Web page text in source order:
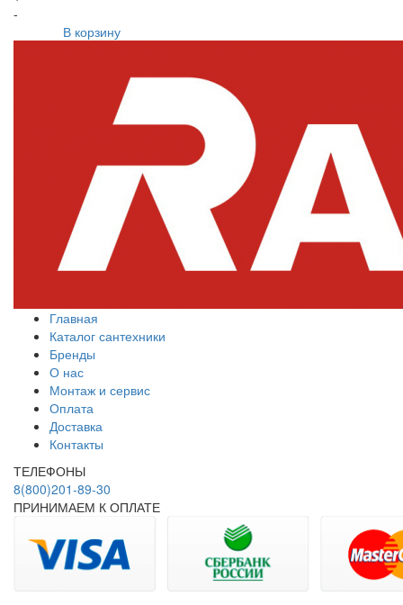
-
В корзину
Главная
Каталог сантехники
Бренды
О нас
Монтаж и сервис
Оплата
Доставка
Контакты
ТЕЛЕФОНЫ
8(800)201-89-30
ПРИНИМАЕМ К ОПЛАТЕ